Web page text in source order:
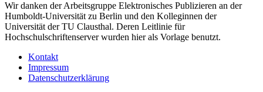
Wir danken der Arbeitsgruppe Elektronisches Publizieren an der
Humboldt-Universität zu Berlin und den Kolleginnen der
Universität der TU Clausthal. Deren Leitlinie für
Hochschulschriftenserver wurden hier als Vorlage benutzt.
Kontakt
Impressum
Datenschutzerklärung